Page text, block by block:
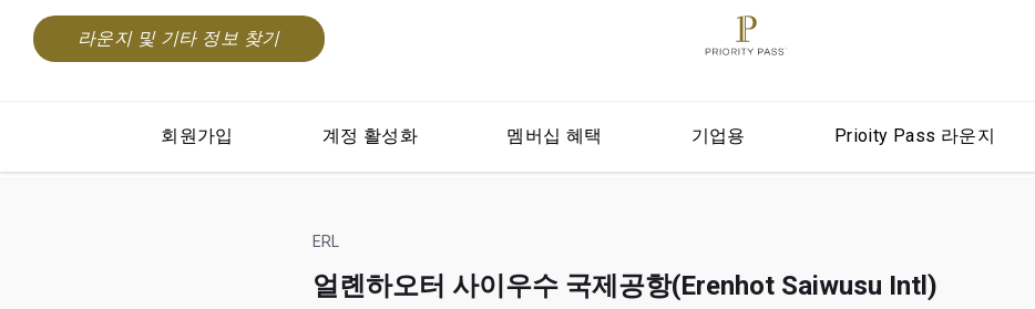
라운지 및 기타 정보 찾기
회원가입 계정 활성화 멤버십 혜택 기업용 Prioity Pass 라운지
ERL
얼롄하오터 사이우수 국제공항(Erenhot Saiwusu Intl)